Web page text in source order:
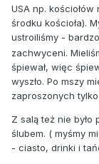
USA np.
środku kościoła).
ustroiliśmy -
zachwyceni.
śpiewał, więc
wyszło. Po mszy
zaproszonych
Z salą też nie
ślubem. ( myśmy
- ciasto, drinki i